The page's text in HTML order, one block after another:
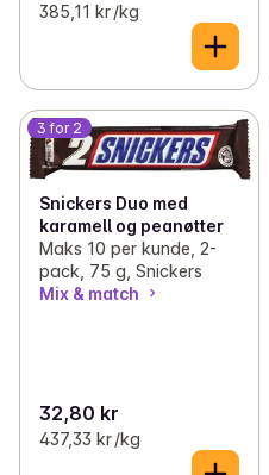
385,11 kr /kg
3 for 2
Snickers Duo med
karamell og peanøtter
Maks 10 per kunde, 2-
pack, 75 g, Snickers
Mix & match
32,80 kr
437,33 kr /kg